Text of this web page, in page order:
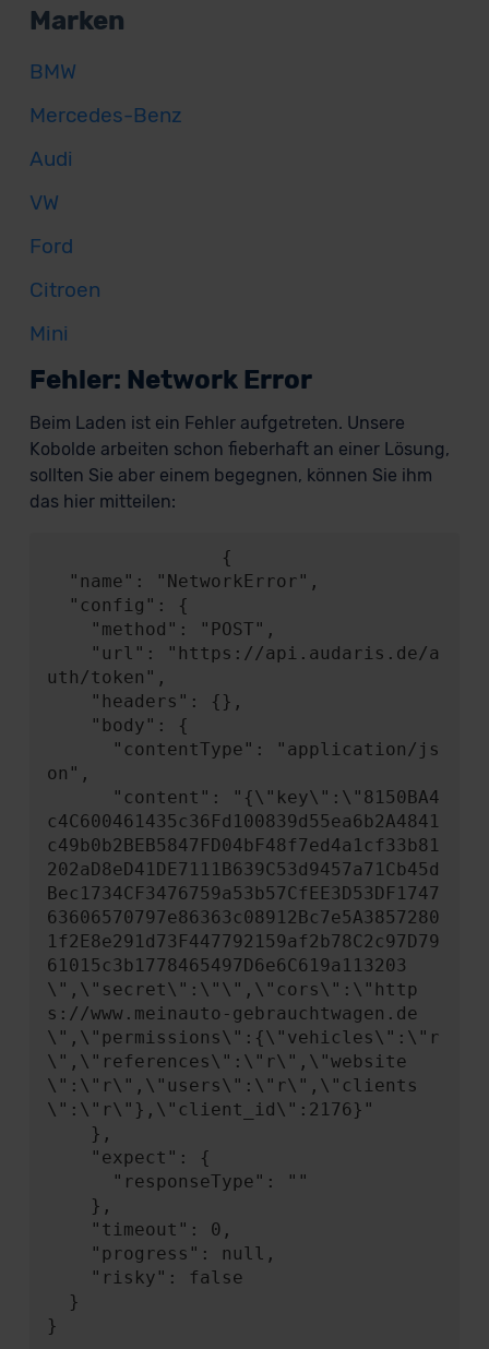
Marken
BMW
Mercedes-Benz
Audi
VW
Ford
Citroen
Mini
Fehler: Network Error
Beim Laden ist ein Fehler aufgetreten. Unsere
Kobolde arbeiten schon fieberhaft an einer Lösung,
sollten Sie aber einem begegnen, können Sie ihm
das hier mitteilen:
uth/token",
on",
c4C600461435c36Fd100839d55ea6b2A4841
c49b0b2BEB5847FD04bF48f7ed4a1cf33b81
202aD8eD41DE7111B639C53d9457a71Cb45d
Bec1734CF3476759a53b57CfEE3D53DF1747
63606570797e86363c08912Bc7e5A3857280
1f2E8e291d73F447792159af2b78C2c97D79
61015c3b1778465497D6e6C619a113203
\",\"secret\":\"\",\"cors\":\"http
s://www.meinauto-gebrauchtwagen.de
\",\"permissions\":{\"vehicles\":\"r
\",\"references\":\"r\",\"website
\":\"r\",\"users\":\"r\",\"clients
\":\"r\"},\"client_id\":2176}"
}